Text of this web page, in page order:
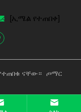
[ኢሜል የተጠበቀ]
ናቸው። ጦማር